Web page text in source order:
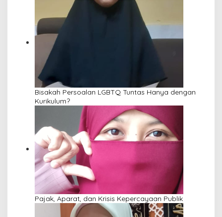
Bisakah Persoalan LGBTQ Tuntas Hanya dengan
Kurikulum?
Pajak, Aparat, dan Krisis Kepercayaan Publik